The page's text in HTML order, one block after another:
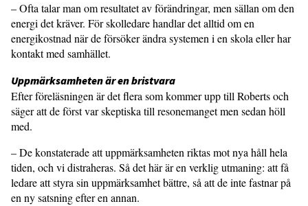
– Ofta talar man om resultatet av för­ändringar, men sällan om den
energi det kräver. För skolledare handlar det all­tid om en
energikostnad när de försöker ändra systemen i en skola eller har
kon­takt med samhället.
Uppmärksamheten är en brist­vara
Efter föreläsningen är det flera som kommer upp till Roberts och
säger att de först var skeptiska till resone­manget men sedan höll
med.
– De konstaterade att uppmärksamheten riktas mot nya håll hela
tiden, och vi distraheras. Så det här är en verklig utmaning: att få
ledare att styra sin upp­märksamhet bättre, så att de inte fastnar på
en ny satsning efter en annan.